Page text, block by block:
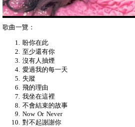
歌曲一覽：
盼你在此
至少還有你
沒有人抽煙
愛過我的每一天
失蹤
飛的理由
我坐在這裡
不會結束的故事
Now Or Never
對不起謝謝你